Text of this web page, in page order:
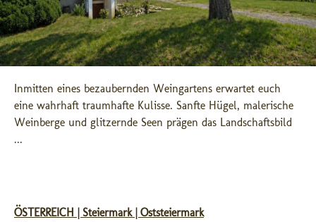
Inmitten eines bezaubernden Weingartens erwartet euch
eine wahrhaft traumhafte Kulisse. Sanfte Hügel, malerische
Weinberge und glitzernde Seen prägen das Landschaftsbild
...
ÖSTERREICH | Steiermark | Oststeiermark